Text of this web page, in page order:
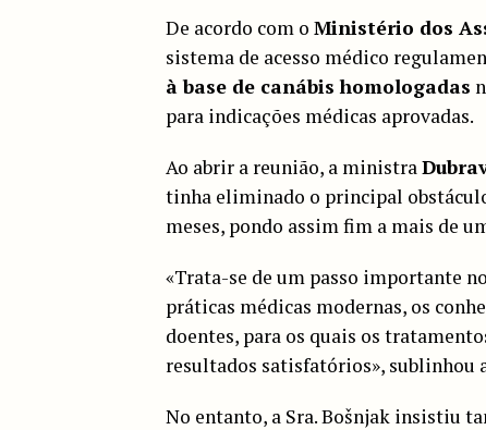
De acordo com o Ministério dos
sistema de acesso médico
à base de canábis homologadas
para indicações médicas aprovadas.
Ao abrir a reunião, a ministra
tinha eliminado o principal
meses, pondo assim fim a mais de
«Trata-se de um passo importante
práticas médicas modernas, os
doentes, para os quais os
resultados satisfatórios», sublinhou
No entanto, a Sra. Bošnjak insistiu